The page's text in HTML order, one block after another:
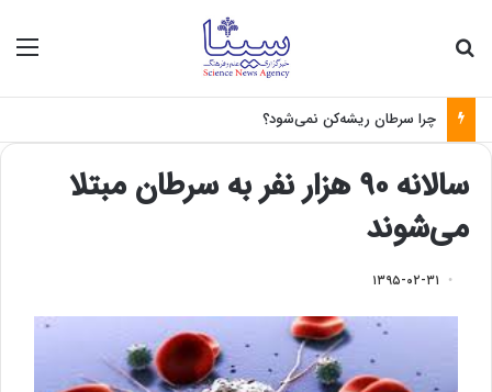
چرا سرطان ریشه‌کن نمی‌شود؟
سالانه ۹۰ هزار نفر به سرطان مبتلا
می‌شوند
۱۳۹۵-۰۲-۳۱